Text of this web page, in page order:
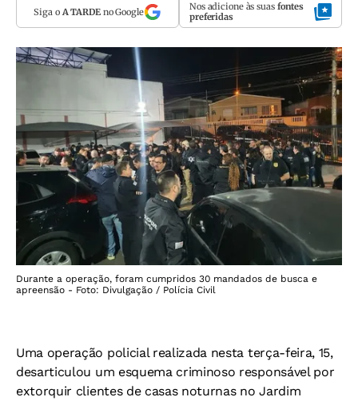
Siga o A TARDEno Google Nos adicione às suas fontes
preferidas
Durante a operação, foram cumpridos 30 mandados de busca e
apreensão - Foto: Divulgação / Polícia Civil
Uma operação policial realizada nesta terça-feira, 15,
desarticulou um esquema criminoso responsável por
extorquir clientes de casas noturnas no Jardim